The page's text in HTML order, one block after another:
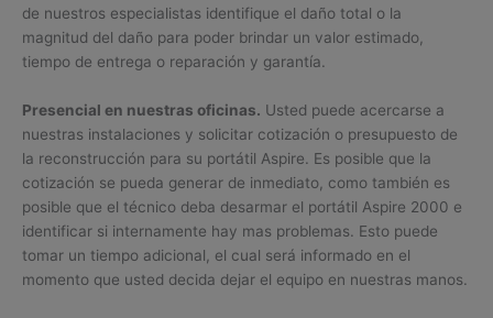
de nuestros especialistas identifique el daño total o la
magnitud del daño para poder brindar un valor estimado,
tiempo de entrega o reparación y garantía.
Presencial en nuestras oficinas. Usted puede acercarse a
nuestras instalaciones y solicitar cotización o presupuesto de
la reconstrucción para su portátil Aspire. Es posible que la
cotización se pueda generar de inmediato, como también es
posible que el técnico deba desarmar el portátil Aspire 2000 e
identificar si internamente hay mas problemas. Esto puede
tomar un tiempo adicional, el cual será informado en el
momento que usted decida dejar el equipo en nuestras manos.